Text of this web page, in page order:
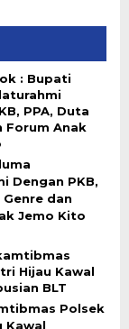
Dengan PKB,
Genre dan
Jemo Kito
Polsek
Kawal